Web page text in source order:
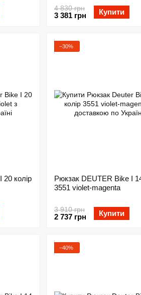
4 830 грн
3 381 грн Купити
колір
−30%
Рюкзак DEUTER Bike I
3551 violet-magenta
3 910 грн
2 737 грн Купити
−40%